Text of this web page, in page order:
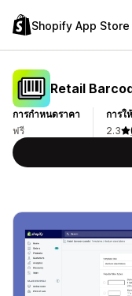
Shopify App Store
Retail
การกำหนดราคา
ฟรี
การใ
2.3